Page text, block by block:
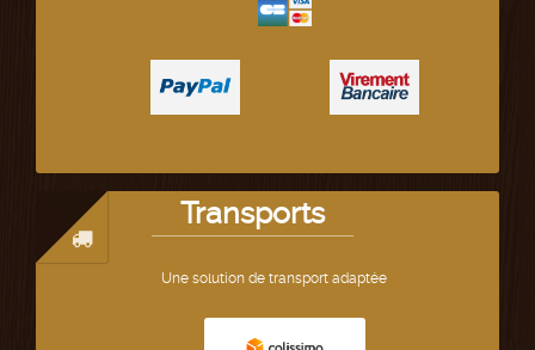
Transports
Une solution de transport adaptée